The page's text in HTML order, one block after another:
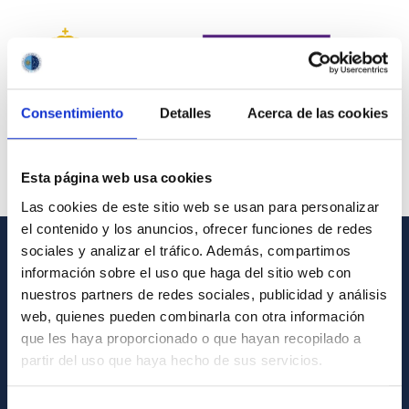
Consentimiento Detalles Acerca de las cookies
Esta página web usa cookies
Las cookies de este sitio web se usan para personalizar
el contenido y los anuncios, ofrecer funciones de redes
sociales y analizar el tráfico. Además, compartimos
información sobre el uso que haga del sitio web con
nuestros partners de redes sociales, publicidad y análisis
web, quienes pueden combinarla con otra información
que les haya proporcionado o que hayan recopilado a
partir del uso que haya hecho de sus servicios.
INFORMACIÓN GENERAL
Contacto
Cómo llegar al IAC
Directorio de personal